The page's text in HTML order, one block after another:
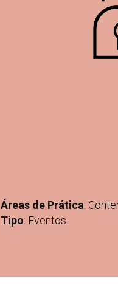
Áreas de Prática:
Tipo: Eventos